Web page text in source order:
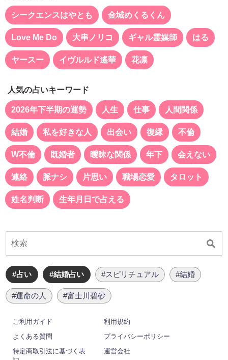
シークエンスはやとも 金城めくるくん
Love Me Do 大串ノリコ ギャル霊媒師 はる
ヤースー イヴルルド遙華 花凛
人気の占いキーワード
2026年下半期の運勢 人生 仕事 人間関係
結婚 私を好きな人 出会い 復縁 不倫
W不倫 既婚者 曖昧な関係 年下 会えない
連絡 脈ナシ 片思い 職場恋愛 タロット
姓名判断 生年月日で占える
#占い #結婚占い #スピリチュアル #結婚
#運命の人 #富士川碧砂
ご利用ガイド
利用規約
よくある質問
プライバシーポリシー
特定商取引法に基づく表
運営会社